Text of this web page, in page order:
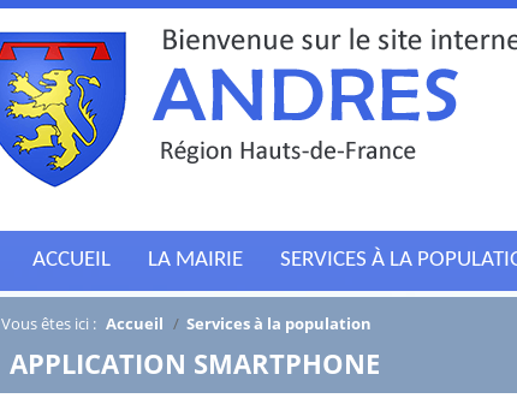
ACCUEIL LA MAIRIE SERVICES À LA
Vous êtes ici : Accueil / Services à la population
APPLICATION SMARTPHONE